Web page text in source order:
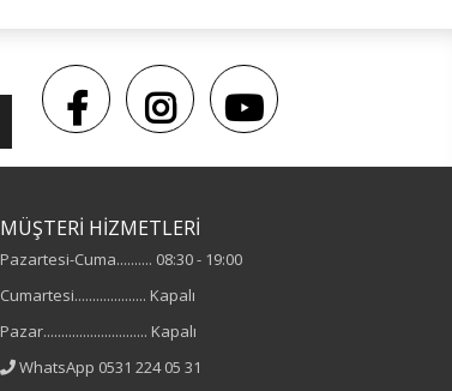
MÜŞTERİ HİZMETLERİ
Pazartesi-Cuma.......... 08:30 - 19:00
Cumartesi.................... Kapalı
Pazar............................. Kapalı
WhatsApp 0531 224 05 31